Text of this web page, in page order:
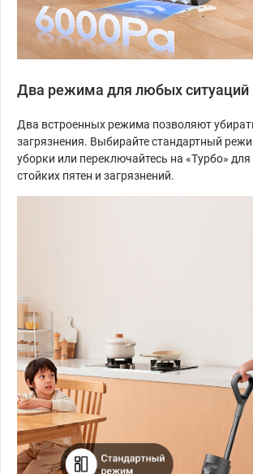
Два режима для любых ситуаций
Два встроенных режима позволяют
загрязнения. Выбирайте стандартный
уборки или переключайтесь на «Турбо» для
стойких пятен и загрязнений.